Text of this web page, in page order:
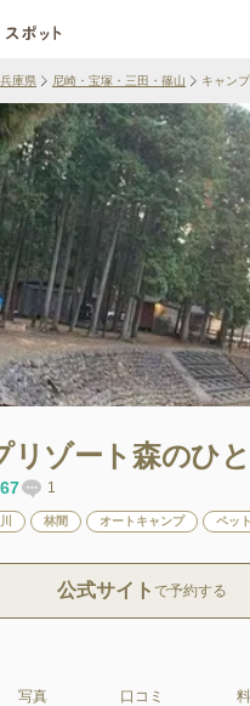
兵庫県 尼崎・宝塚・三田・篠山 キャン
リゾート森のひ
1
林間 オートキャンプ ペッ
公式サイト で予約する
写真 口コミ